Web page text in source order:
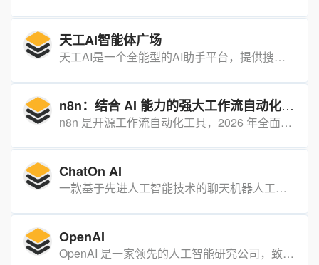
天工AI智能体广场
天工AI是一个全能型的AI助手平台，提供搜索、对话、写作、文档分析、画画、制作PPT等多种智能服务。
n8n：结合 AI 能力的强大工作流自动化工具，代码灵活性与无代码速度的完美融合
n8n 是开源工作流自动化工具，2026 年全面整合 AI 能力，兼具代码灵活性与无代码速度，适合企业自动化。
ChatOn AI
一款基于先进人工智能技术的聊天机器人工具，它集成了GPT-4等强大模型，为用户提供多功能的智能辅助体验。
OpenAI
OpenAI 是一家领先的人工智能研究公司，致力于开发安全且有益的人工智能技术。它创建了一系列突破性的产品和工具，在自然语言处理、计算机视觉和强化学习等领域取得了重大进展。